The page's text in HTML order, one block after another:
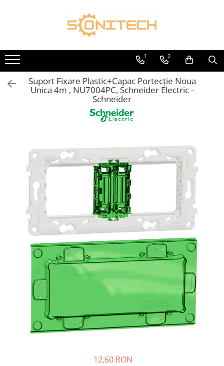
Toate Produsele
FOTOVOLTAICE
Acumulatori
ATS / Comutatoare Transfer
Rack-uri
Sisteme de montaj
Sisteme de prindere
Sisteme Fotovoltaice Complete cu
Montaj
Busbar Șine Conexiuni
Cabluri și accesorii
Accesorii
Jgheab metalic
Pat de cablu PVC
Pini, riglete, cleme
1 2
Suport Fixare Plastic+Capac Portecție Noua
Unica 4m , NU7004PC, Schneider Electric -
Schneider
12,60 RON